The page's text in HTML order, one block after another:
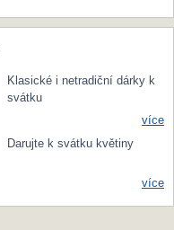
Klasické i netradiční dárky k
svátku
více
Darujte k svátku květiny
více